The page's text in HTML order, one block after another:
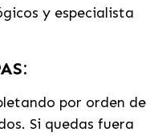
y especialista
por orden de
Si quedas fuera